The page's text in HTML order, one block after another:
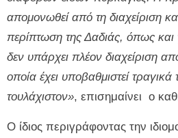
απομονωθεί από τη διαχείριση
περίπτωση της Δαδιάς, όπως και
δεν υπάρχει πλέον διαχείριση
οποία έχει υποβαθμιστεί τραγικά
τουλάχιστον», επισημαίνει ο
Ο ίδιος περιγράφοντας την